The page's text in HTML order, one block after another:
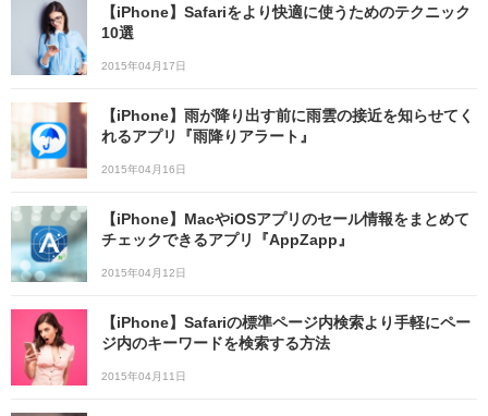
【iPhone】Safariをより快適に使うためのテクニック
10選
2015年04月17日
【iPhone】雨が降り出す前に雨雲の接近を知らせてく
れるアプリ『雨降りアラート』
2015年04月16日
【iPhone】MacやiOSアプリのセール情報をまとめて
チェックできるアプリ『AppZapp』
2015年04月12日
【iPhone】Safariの標準ページ内検索より手軽にペー
ジ内のキーワードを検索する方法
2015年04月11日